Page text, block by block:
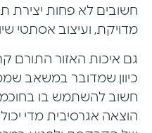
חשובים לא פחות יצירת
מדויקת, ועיצוב אסתטי
גם איכות האזור התורם
כיוון שמדובר במשאב
חשוב להשתמש בו
הוצאה אגרסיבית מדי